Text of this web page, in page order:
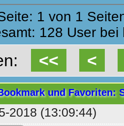
1 von 1
128 User
<< <
und Favoriten:
2018 (13:09:44)